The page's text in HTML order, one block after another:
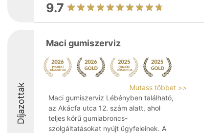
9.7
Díjazottak
Maci gumiszerviz
Mutass többet >>
Maci gumiszerviz Lébényben található,
az Akácfa utca 12. szám alatt, ahol
teljes körű gumiabroncs-
szolgáltatásokat nyújt ügyfeleinek. A